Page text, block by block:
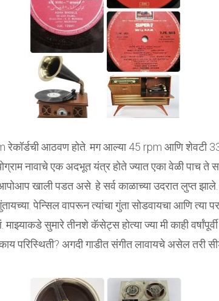
आठवण होते. मग आल्या 45 rpm आणि शेवटी 33
नावाचे एक अदभूत यंत्र होते ज्यात एका वेळी पाच ते
खाली पडत असे. हे सर्व काळाच्या उदरात लुप्त
पेन्सिल वापरून त्यांचा गुंता सोडवायचा आणि त्या
माझ्याकडे सुमारे तीनशे कॅसेट्स होत्या ज्या मी काही
परिस्थिती? अगदी गाडीत संगीत लावायचे असेल तरी